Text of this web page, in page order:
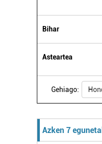
Bihar
Asteartea
Gehiago:
Azken 7